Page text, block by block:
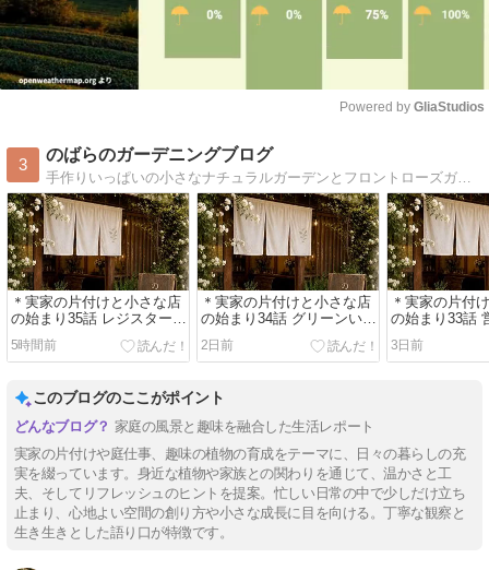
Powered by GliaStudios
3
のばらのガーデニングブログ
手作りいっぱいの小さなナチュラルガーデンとフロントローズガーデンﾟ･*:.｡.そして可愛い犬猫日記と日々のことを綴りますﾟ･*:.｡.
＊実家の片付けと小さな店
の始まり35話 レジスター問
題とコースター作り
5時間前
＊実家の片付けと小さな店
の始まり34話 グリーンいっ
ぱいの店内にしたいから
2日前
＊実家の片付
の始まり33話
定に伴い天窓
3日前
このブログのここがポイント
家庭の風景と趣味を融合した生活レポート
実家の片付けや庭仕事、趣味の植物の育成をテーマに、日々の暮らしの充
実を綴っています。身近な植物や家族との関わりを通じて、温かさと工
夫、そしてリフレッシュのヒントを提案。忙しい日常の中で少しだけ立ち
止まり、心地よい空間の創り方や小さな成長に目を向ける。丁寧な観察と
生き生きとした語り口が特徴です。